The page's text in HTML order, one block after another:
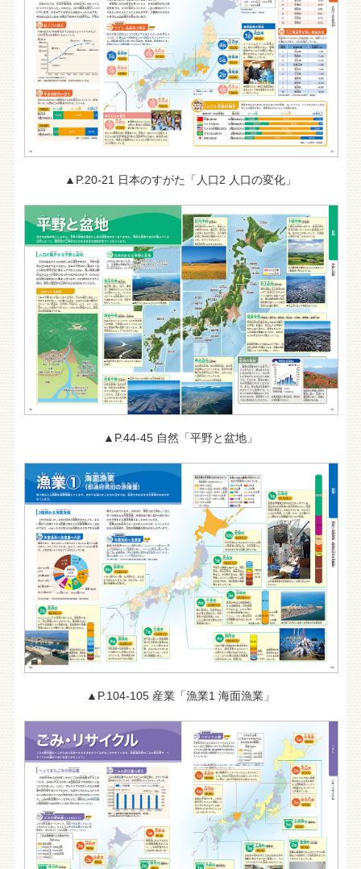
▲P.20-21 日本のすがた「人口2 人口の変化」
▲P.44-45 自然「平野と盆地」
▲P.104-105 産業「漁業1 海面漁業」